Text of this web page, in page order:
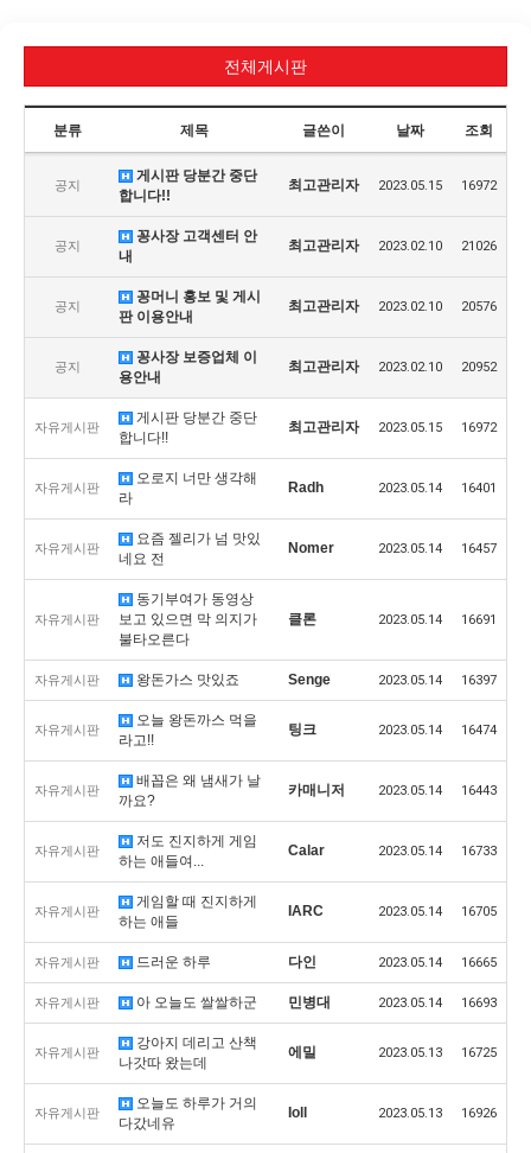
전체게시판
분류 제목 글쓴이 날짜 조회
공지
게시판 당분간 중단
합니다!!
최고관리자 2023.05.15 16972
공지
꽁사장 고객센터 안
내
최고관리자 2023.02.10 21026
공지
꽁머니 홍보 및 게시
판 이용안내
최고관리자 2023.02.10 20576
공지
꽁사장 보증업체 이
용안내
최고관리자 2023.02.10 20952
자유게시판
게시판 당분간 중단
합니다!!
최고관리자 2023.05.15 16972
자유게시판
오로지 너만 생각해
라
Radh 2023.05.14 16401
자유게시판
요즘 젤리가 넘 맛있
네요 전
Nomer 2023.05.14 16457
자유게시판
동기부여가 동영상
보고 있으면 막 의지가
불타오른다
클론 2023.05.14 16691
자유게시판 왕돈가스 맛있죠 Senge 2023.05.14 16397
자유게시판
오늘 왕돈까스 먹을
라고!!
팅크 2023.05.14 16474
자유게시판
배꼽은 왜 냄새가 날
까요?
카매니저 2023.05.14 16443
자유게시판
저도 진지하게 게임
하는 애들여...
Calar 2023.05.14 16733
자유게시판
게임할 때 진지하게
하는 애들
IARC 2023.05.14 16705
자유게시판 드러운 하루 다인 2023.05.14 16665
자유게시판 아 오늘도 쌀쌀하군 민병대 2023.05.14 16693
자유게시판
강아지 데리고 산책
나갓따 왔는데
에밀 2023.05.13 16725
자유게시판
오늘도 하루가 거의
다갔네유
Ioll 2023.05.13 16926